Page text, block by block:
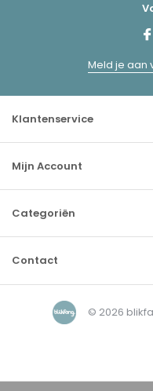
Meld je aan
Klantenservice
Mijn Account
Categoriën
Contact
© 2026